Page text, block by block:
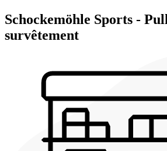
Schockemöhle Sports -
survêtement